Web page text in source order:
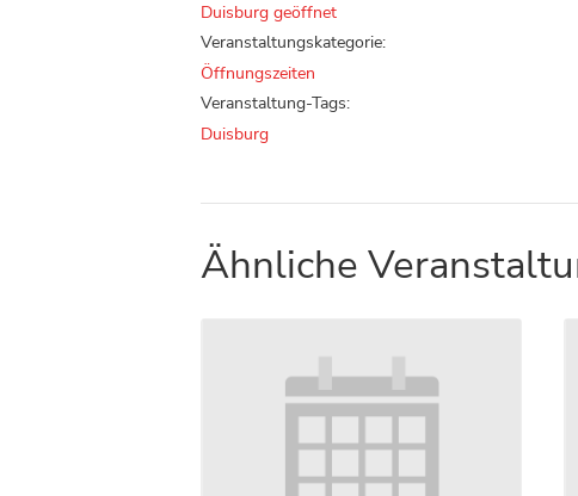
Duisburg geöffnet
Veranstaltungskategorie:
Öffnungszeiten
Veranstaltung-Tags:
Duisburg
Ähnliche